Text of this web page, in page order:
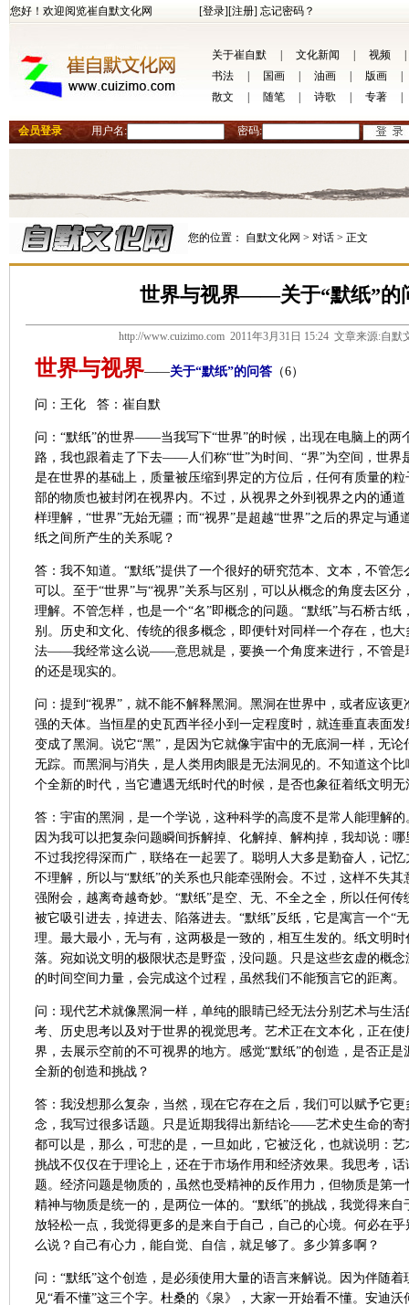
您好！欢迎阅览崔自默文化网 [登录][注册] 忘记密码？
关于崔自默 文化新闻 视频
书法
国画 油画 版画
散文
随笔 诗歌 专著
会员登录 用户名: 密码:
您的位置： 自默文化网 > 对话 > 正文
世界与视界——关于“默纸”的
http://www.cuizimo.com 2011年3月31日 15:24 文章来源:自
世界与视界——关于“默纸”的问答 （6）
问：王化 答：崔自默
问：“默纸”的世界——当我写下“世界”的时候，出现在电脑上的两
路，我也跟着走了下去——人们称“世”为时间、“界”为空间，世界
是在世界的基础上，质量被压缩到界定的方位后，任何有质量的
部的物质也被封闭在视界内。不过，从视界之外到视界之内的通
样理解，“世界”无始无疆；而“视界”是超越“世界”之后的界定与通
纸之间所产生的关系呢？
答：我不知道。“默纸”提供了一个很好的研究范本、文本，不管
可以。至于“世界”与“视界”关系与区别，可以从概念的角度去区
理解。不管怎样，也是一个“名”即概念的问题。“默纸”与石桥古
别。历史和文化、传统的很多概念，即便针对同样一个存在，也
法——我经常这么说——意思就是，要换一个角度来进行，不管是
的还是现实的。
问：提到“视界”，就不能不解释黑洞。黑洞在世界中，或者应该
强的天体。当恒星的史瓦西半径小到一定程度时，就连垂直表面
变成了黑洞。说它“黑”，是因为它就像宇宙中的无底洞一样，无
无踪。而黑洞与消失，是人类用肉眼是无法洞见的。不知道这个
个全新的时代，当它遭遇无纸时代的时候，是否也象征着纸文明
答：宇宙的黑洞，是一个学说，这种科学的高度不是常人能理解
因为我可以把复杂问题瞬间拆解掉、化解掉、解构掉，我却说：
不过我挖得深而广，联络在一起罢了。聪明人大多是勤奋人，记
不理解，所以与“默纸”的关系也只能牵强附会。不过，这样不失
强附会，越离奇越奇妙。“默纸”是空、无、不全之全，所以任何
被它吸引进去，掉进去、陷落进去。“默纸”反纸，它是寓言一个“
理。最大最小，无与有，这两极是一致的，相互生发的。纸文明
落。宛如说文明的极限状态是野蛮，没问题。只是这些玄虚的概
的时间空间力量，会完成这个过程，虽然我们不能预言它的距离。
问：现代艺术就像黑洞一样，单纯的眼睛已经无法分别艺术与生
考、历史思考以及对于世界的视觉思考。艺术正在文本化，正在
界，去展示空前的不可视界的地方。感觉“默纸”的创造，是否正
全新的创造和挑战？
答：我没想那么复杂，当然，现在它存在之后，我们可以赋予它
念，我写过很多话题。只是近期我得出新结论——艺术史生命的寄
都可以是，那么，可悲的是，一旦如此，它被泛化，也就说明：
挑战不仅仅在于理论上，还在于市场作用和经济效果。我思考，
题。经济问题是物质的，虽然也受精神的反作用力，但物质是第
精神与物质是统一的，是两位一体的。“默纸”的挑战，我觉得来
放轻松一点，我觉得更多的是来自于自己，自己的心境。何必在
么说？自己有心力，能自觉、自信，就足够了。多少算多啊？
问：“默纸”这个创造，是必须使用大量的语言来解说。因为伴随
见“看不懂”这三个字。杜桑的《泉》，大家一开始看不懂。安迪